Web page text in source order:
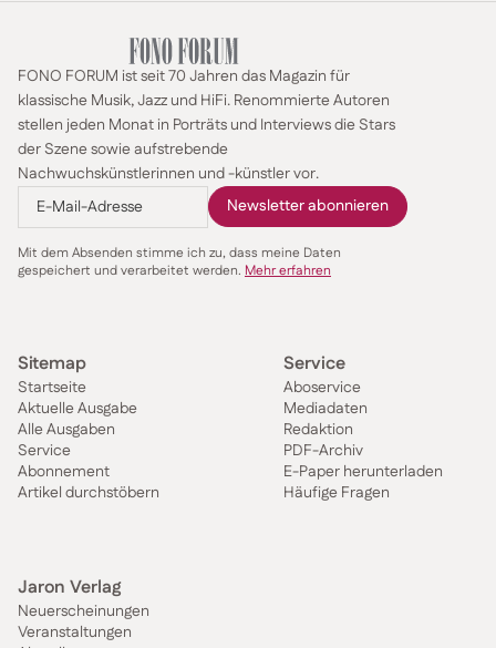
FONO FORUM ist seit 70 Jahren das Magazin für
klassische Musik, Jazz und HiFi. Renommierte Autoren
stellen jeden Monat in Porträts und Interviews die Stars
der Szene sowie aufstrebende
Nachwuchskünstlerinnen und -künstler vor.
Mit dem Absenden stimme ich zu, dass meine Daten
gespeichert und verarbeitet werden. Mehr erfahren
Sitemap
Startseite
Aktuelle Ausgabe
Alle Ausgaben
Service
Abonnement
Artikel durchstöbern
Service
Aboservice
Mediadaten
Redaktion
PDF-Archiv
E-Paper herunterladen
Häufige Fragen
Jaron Verlag
Neuerscheinungen
Veranstaltungen